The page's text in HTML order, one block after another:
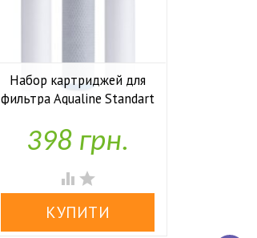
Набор картриджей для
фильтра Aqualine Standart
 У наявності
398 грн.
 